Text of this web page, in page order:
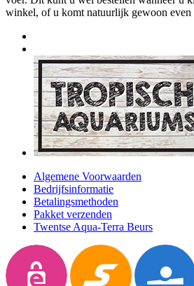
winkel, of u komt natuurlijk gewoon even
Algemene Voorwaarden
Bedrijfsinformatie
Betalingsmethoden
Pakket verzenden
Twentse Aqua-Terra Beurs